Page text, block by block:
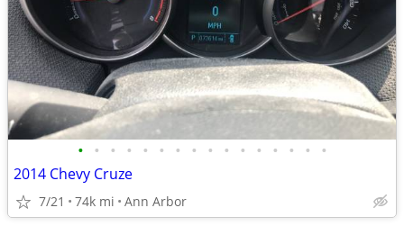
• • • • • • • • • • • • • • • •
2014 Chevy Cruze
7/21 74k mi Ann Arbor